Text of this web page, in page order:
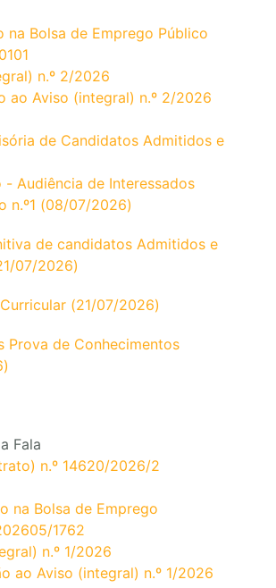
na Bolsa de Emprego Público
n.º 2/2026
ao Aviso (integral) n.º 2/2026
de Candidatos Admitidos e
- Audiência de Interessados
n.º1 (08/07/2026)
de candidatos Admitidos e
07/2026)
(21/07/2026)
Prova de Conhecimentos
Fala
n.º 14620/2026/2
na Bolsa de Emprego
1762
n.º 1/2026
ao Aviso (integral) n.º 1/2026